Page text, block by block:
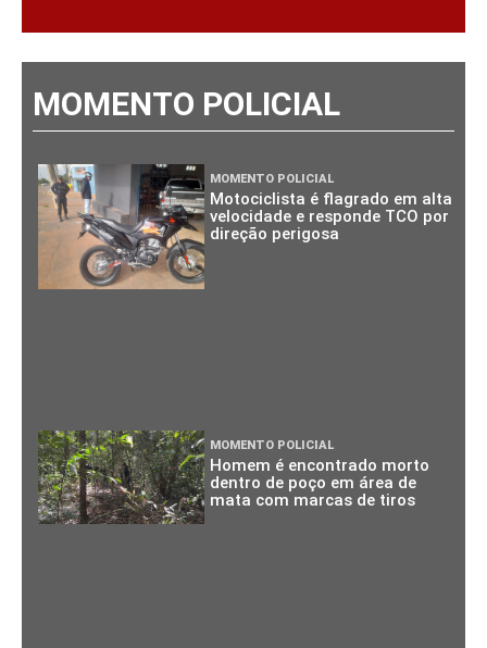
MOMENTO POLICIAL
MOMENTO POLICIAL
Motociclista é flagrado em alta
velocidade e responde TCO por
direção perigosa
MOMENTO POLICIAL
Homem é encontrado morto
dentro de poço em área de
mata com marcas de tiros